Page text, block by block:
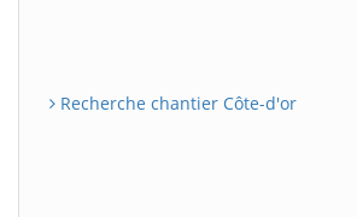
Recherche chantier Côte-d'or